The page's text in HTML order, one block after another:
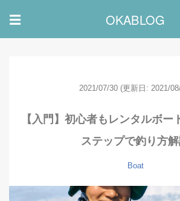
☰ OKABLOG
2021/07/30 (更新日: 2021/
【入門】初心者もレンタルボー
ステップで釣り方
Boat